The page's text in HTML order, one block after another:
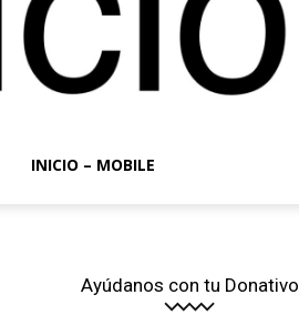
INICIO – MOBILE
Ayúdanos con tu Donativo